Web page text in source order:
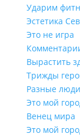
Ударим
Эстетика
Это не игра
Вырастить
Трижды
Разные
Это мой
Венец мира
Это мой